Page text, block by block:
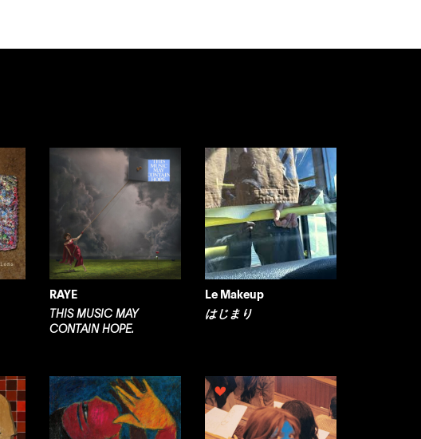
RAYE
THIS MUSIC MAY
CONTAIN HOPE.
Le Makeup
はじまり